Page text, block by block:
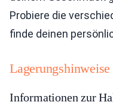
Probiere die
finde deinen
Lagerungshinweise
Informationen zur